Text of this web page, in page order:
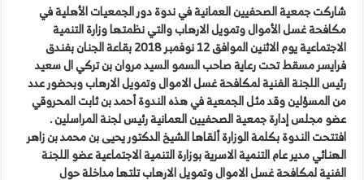
شاركت جمعية الصحفيين العمانية في ندوة دور الجمعيات الأهلية في
مكافحة غسل الأموال وتمويل الارهاب والتي نظمتها وزارة التنمية
الاجتماعية يوم الاثنين الموافق 12 نوفمبر 2018 بقاعة الجنان بفندق
فرايسر مسقط تحت رعاية صاحب السمو السيد مروان بن تركي ال سعيد
رئيس اللجنة الفنية لمكافحة غسل الاموال وتمويل الارهاب وبحضور عدد
من المسؤلين وقد مثل الجمعية في هذه الندوة أحمد بن ثابت المحروقي
عضو مجلس إدارة جمعية الصحفيين العمانية رئيس لجنة المراسلين .
افتتحت الندوة بكلمة الوزارة ألقاها الشيخ الدكتور يحيى بن محمد بن زاهر
الهنائي مدير عام التنمية الاسرية بوزارة التنمية الاجتماعية عضو اللجنة
الفنية لمكافحة غسل الاموال وتمويل الارهاب تلتها مداخلة حول